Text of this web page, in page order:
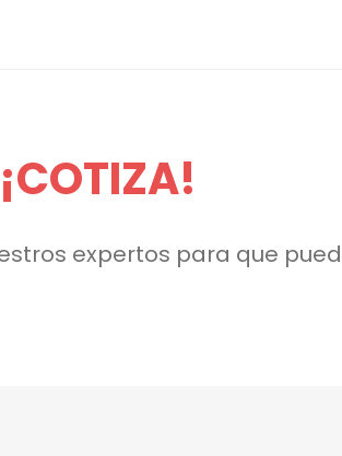
¡COTIZA!
expertos para que